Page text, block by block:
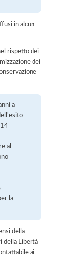
in alcun
rispetto dei
dei
a
14
al
la
della
della Libertà
ai